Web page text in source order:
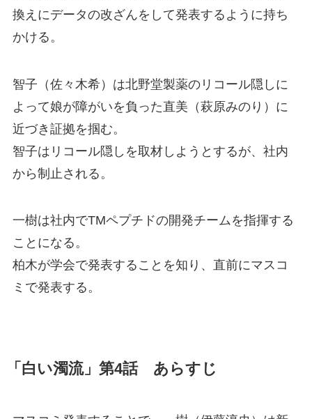
換えにデータの改ざんをして発表するように持ち
かける。
智子（佐々木希）は北野堂製薬のリコール隠しに
よって娘が障がいを負った直美（萩原みのり）に
近づき証拠を掴む。
智子はリコール隠しを取材しようとするが、社内
から制止される。
一樹は社内でTMペプチドの開発チームを指揮する
ことになる。
柏木が学会で発表することを知り、直前にマスコ
ミで発表する。
「白い濁流」第4話 あらすじ